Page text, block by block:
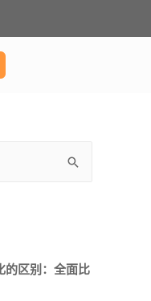
的区别：全面比